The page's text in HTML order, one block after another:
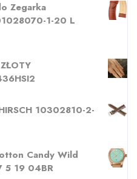
Zegarka
1-20 L
10302810-2-
Candy Wild
5 19 04BR